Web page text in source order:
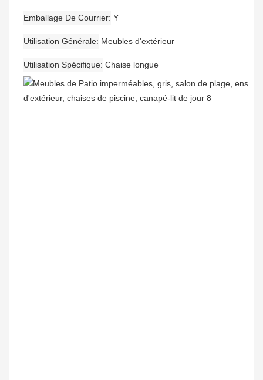
Emballage De Courrier Y
Utilisation Générale Meubles d'extérieur
Utilisation Spécifique Chaise longue